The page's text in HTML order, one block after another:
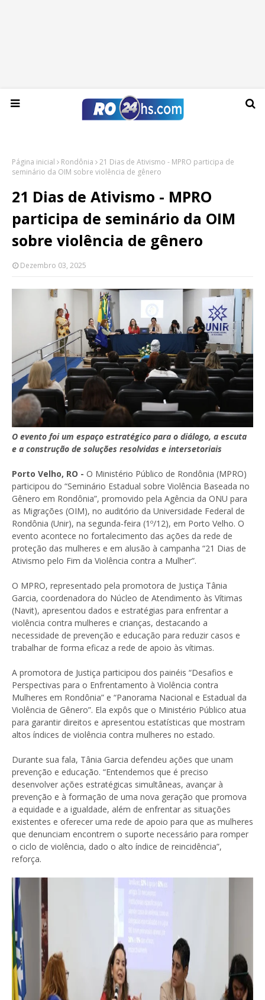
Domingo, 09 de agosto de 2026
Página inicial Rondônia
21 Dias de Ativismo - MPRO participa de
seminário da OIM sobre violência de gênero
21 Dias de Ativismo - MPRO
participa de seminário da OIM
sobre violência de gênero
Dezembro 03, 2025
O evento foi um espaço estratégico para o diálogo, a escuta
e a construção de soluções resolvidas e intersetoriais
Porto Velho, RO - O Ministério Público de Rondônia (MPRO)
participou do “Seminário Estadual sobre Violência Baseada no
Gênero em Rondônia”, promovido pela Agência da ONU para
as Migrações (OIM), no auditório da Universidade Federal de
Rondônia (Unir), na segunda-feira (1º/12), em Porto Velho. O
evento acontece no fortalecimento das ações da rede de
proteção das mulheres e em alusão à campanha “21 Dias de
Ativismo pelo Fim da Violência contra a Mulher”.
O MPRO, representado pela promotora de Justiça Tânia
Garcia, coordenadora do Núcleo de Atendimento às Vítimas
(Navit), apresentou dados e estratégias para enfrentar a
violência contra mulheres e crianças, destacando a
necessidade de prevenção e educação para reduzir casos e
trabalhar de forma eficaz a rede de apoio às vítimas.
A promotora de Justiça participou dos painéis “Desafios e
Perspectivas para o Enfrentamento à Violência contra
Mulheres em Rondônia” e “Panorama Nacional e Estadual da
Violência de Gênero”. Ela expôs que o Ministério Público atua
para garantir direitos e apresentou estatísticas que mostram
altos índices de violência contra mulheres no estado.
Durante sua fala, Tânia Garcia defendeu ações que unam
prevenção e educação. “Entendemos que é preciso
desenvolver ações estratégicas simultâneas, avançar à
prevenção e à formação de uma nova geração que promova
a equidade e a igualdade, além de enfrentar as situações
existentes e oferecer uma rede de apoio para que as mulheres
que denunciam encontrem o suporte necessário para romper
o ciclo de violência, dado o alto índice de reincidência”,
reforça.